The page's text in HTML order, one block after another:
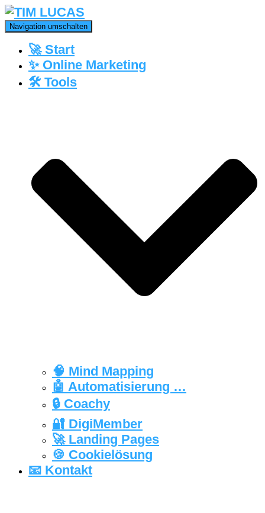
Navigation umschalten
🚀 Start
✨ Online Marketing
🛠️ Tools
🧠 Mind Mapping
🤖 Automatisierung …
🔒‍ Coachy
🔐 DigiMember
🚀 Landing Pages
🍪 Cookielösung
📧 Kontakt